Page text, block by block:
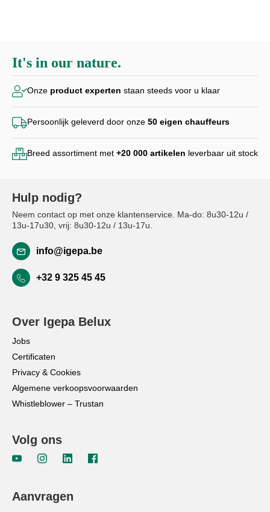
It's in our nature.
Onze product experten staan steeds voor u klaar
Persoonlijk geleverd door onze 50 eigen chauffeurs
Breed assortiment met +20 000 artikelen leverbaar uit stock
Hulp nodig?
Neem contact op met onze klantenservice. Ma-do: 8u30-12u /
13u-17u30, vrij: 8u30-12u / 13u-17u.
info@igepa.be
+32 9 325 45 45
Over Igepa Belux
Jobs
Certificaten
Privacy & Cookies
Algemene verkoopsvoorwaarden
Whistleblower – Trustan
Volg ons
Aanvragen